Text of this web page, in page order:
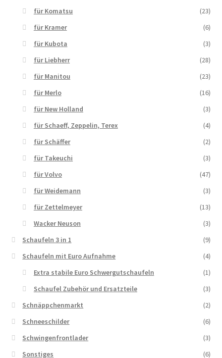
für Komatsu
(23)
für Kramer
(6)
für Kubota
(3)
für Liebherr
(28)
für Manitou
(23)
für Merlo
(16)
für New Holland
(3)
für Schaeff, Zeppelin, Terex
(4)
für Schäffer
(2)
für Takeuchi
(3)
für Volvo
(47)
für Weidemann
(3)
für Zettelmeyer
(13)
Wacker Neuson
(3)
Schaufeln 3 in 1
(9)
Schaufeln mit Euro Aufnahme
(4)
Extra stabile Euro Schwergutschaufeln
(1)
Schaufel Zubehör und Ersatzteile
(3)
Schnäppchenmarkt
(2)
Schneeschilder
(6)
Schwingenfrontlader
(3)
Sonstiges
(6)